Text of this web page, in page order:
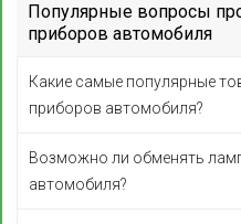
Популярные вопросы
приборов автомобиля
Какие самые популярные
приборов автомобиля?
Возможно ли обменять
автомобиля?